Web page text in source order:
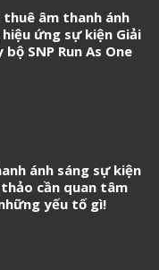
thuê âm thanh ánh
hiệu ứng sự kiện Giải
bộ SNP Run As One
ánh sáng sự kiện
thảo cần quan tâm
yếu tố gì!